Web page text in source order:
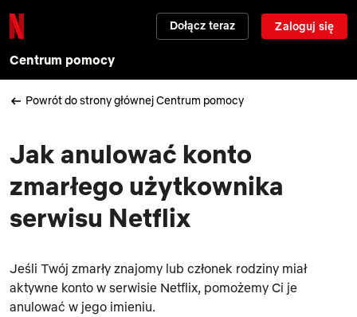
Dołącz teraz Zaloguj się
Centrum pomocy
Powrót do strony głównej Centrum pomocy
Jak anulować konto
zmarłego użytkownika
serwisu Netflix
Jeśli Twój zmarły znajomy lub członek rodziny miał
aktywne konto w serwisie Netflix, pomożemy Ci je
anulować w jego imieniu.